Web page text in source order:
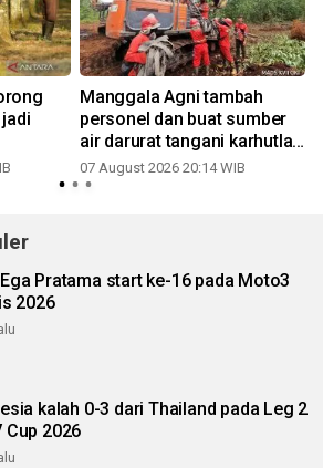
Manggala Agni tambah
personel dan buat sumber
air darurat tangani karhutla
di OKI
07 August 2026 20:14 WIB
Pratama start ke-16 pada Moto3
2026
kalah 0-3 dari Thailand pada Leg 2
Cup 2026